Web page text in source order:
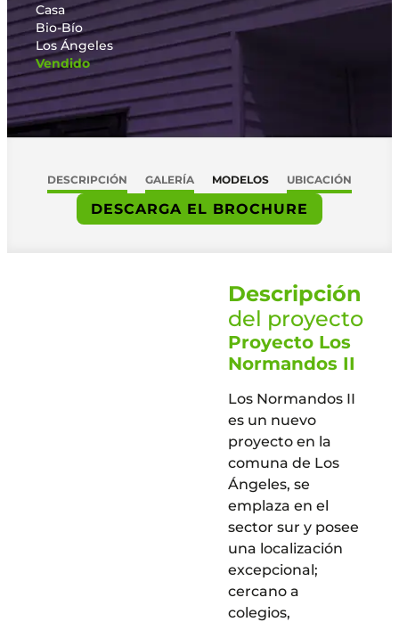
Casa
Bio-Bío
Los Ángeles
Vendido
DESCRIPCIÓN GALERÍA MODELOS UBICACIÓN
DESCARGA EL BROCHURE
Descripción
del proyecto
Proyecto Los
Normandos II
Los Normandos II
es un nuevo
proyecto en la
comuna de Los
Ángeles, se
emplaza en el
sector sur y posee
una localización
excepcional;
cercano a
colegios,